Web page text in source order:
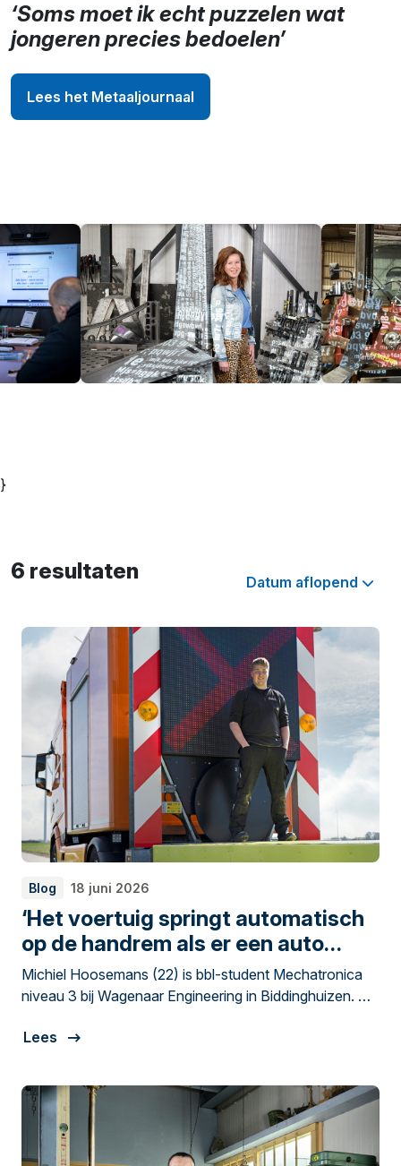
‘Soms moet ik echt puzzelen wat
jongeren precies bedoelen’
Lees het Metaaljournaal
}
6 resultaten Datum aflopend
Blog 18 juni 2026
‘Het voertuig springt automatisch
op de handrem als er een auto
dreigt te botsen’
Michiel Hoosemans (22) is bbl-student Mechatronica
niveau 3 bij Wagenaar Engineering in Biddinghuizen. We
Metaaljournaal.
Lees